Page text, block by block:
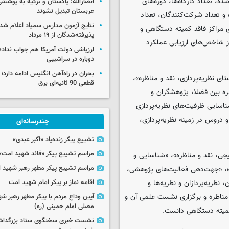
تعداد شرکت‌کنندگان، تعداد
مراکز فاقد کمیته دستگاهی و
شاخص‌های ارزیابی عملکرد
نظریه‌پردازی، نقد و مناظره»،
بین فضلا، پژوهشگران و
ظرفیت‌های نظریه‌پردازی
در زمینه نظریه‌پردازی،
نقد و مناظره»، «شناسایی و
«جهت‌دهی فعالیت‌های پژوهشی،
نظریه‌پردازان و نظریه‌ها و
مناظره و برگزاری نشست علمی آن و
دستگاهی دانست.
عربستان تبدیل نشوند
نتایج آزمون مدارس سمپاد اعلام
پذیرفته‌شدگان از ۱۹ مرداد
ارزپاشی دولت آمریکا هم جواب
دوباره در سراشیبی
بحران در راه‌آهن انگلیس ادامه
قطعی 90 ثانیه‌ای برق
چندرسانه‌ای
تشییع پیکر زنده‌یاد «اکبر عبدی»
مراسم تشییع پیکر «قائد شهید
مراسم تشییع پیکر مطهر رهبر شهید
اقامه نماز بر پیکر امام شهید امت
آیین وداع مردم با پیکر مطهر رهبر
مصلی امام خمینی (ره)
نشست خبری سخنگوی ستاد